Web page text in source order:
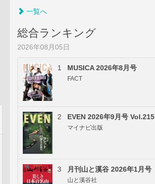
一覧へ
総合ランキング
2026年08月05日
1 MUSICA 2026年8月号
FACT
2 EVEN 2026年9月号 Vol.215
マイナビ出版
3 月刊山と溪谷 2026年1月号
山と溪谷社